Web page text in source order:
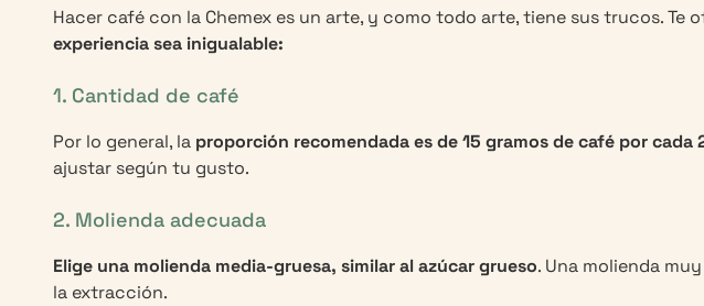
Hacer café con la Chemex es un arte, y como todo arte, tiene sus trucos. Te
experiencia sea inigualable:
1. Cantidad de café
Por lo general, la proporción recomendada es de 15 gramos de café por cada
ajustar según tu gusto.
2. Molienda adecuada
Elige una molienda media-gruesa, similar al azúcar grueso. Una molienda
la extracción.